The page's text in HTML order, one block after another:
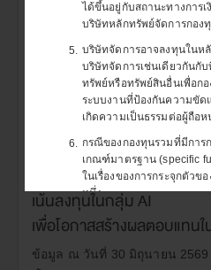
ได้ขึ้นอยู่กับสถานะทางการ
บริษัทหลักทรัพย์จัดการกอง
5. บริษัทจัดการอาจลงทุนในห
บริษัทจัดการเช่นเดียวกันกั
ทรัพย์หรือทรัพย์สินอื่นเพื่อก
ระบบงานที่ป้องกันความขัด
เกิดความเป็นธรรมต่อผู้ถือ
6. กรณีของกองทุนรวมที่มีการ
เกณฑ์มาตรฐาน (specific
ในเรื่องของการกระจุกตัวข
หนึ่ง
7.
กรณีที่กองทุนรวมประสงค์จ
ขายล่วงหน้า (Derivatives)
ตอบแทนจากสัญญาดังกล่าว
กองทุนเปิด แอสเ
อาร์ทิฟิเชียล อินเท
ด์ ห้ามขายผู้ลงทุน
POINTAI-UI-G)
คัดสรรกลยุทธ์การลงทุน ใน
เน้นลงทุนในกลุ่ม AI
เพื่อโอกาสสร้างผลตอบแทน
ข้อมูล ณ วันที่ 30 มิถุนายน 2569